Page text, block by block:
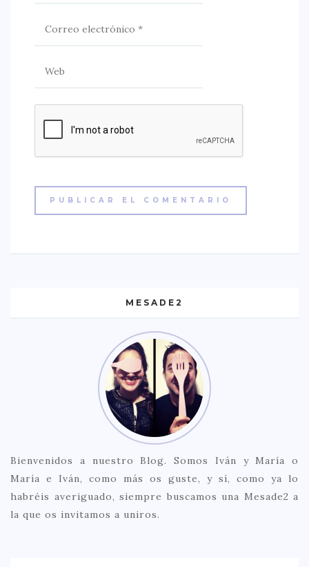
MESADE2
Bienvenidos a nuestro Blog. Somos Iván y María o
María e Iván, como más os guste, y sí, como ya lo
habréis averiguado, siempre buscamos una Mesade2 a
la que os invitamos a uniros.